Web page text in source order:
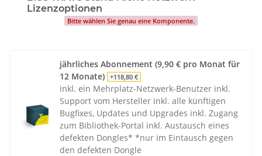
Lizenzoptionen
Bitte wählen Sie genau eine Komponente.
jährliches Abonnement (9,90 € pro Monat für
12 Monate)
+118,80 €
inkl. ein Mehrplatz-Netzwerk-Benutzer inkl.
Support vom Hersteller inkl. alle künftigen
Bugfixes, Updates und Upgrades inkl. Zugang
zum Bibliothek-Portal inkl. Austausch eines
defekten Dongles* *nur im Eintausch gegen
den defekten Dongle